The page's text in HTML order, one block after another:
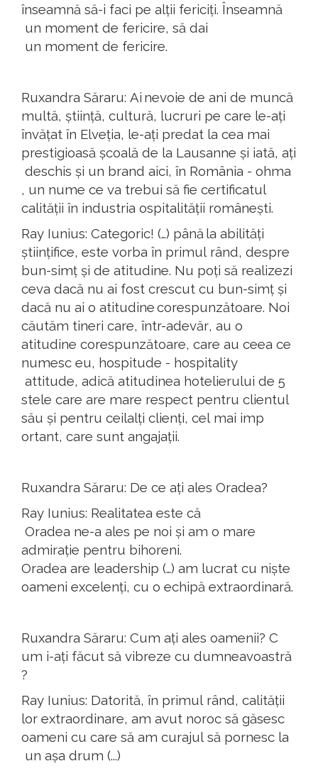
înseamnă să-i faci pe alții fericiți. Înseamnă
un moment de fericire, să dai
un moment de fericire.
Ruxandra Săraru: Ai nevoie de ani de muncă
multă, știință, cultură, lucruri pe care le-ați
învățat în Elveția, le-ați predat la cea mai
prestigioasă școală de la Lausanne și iată, ați
deschis și un brand aici, în România - ohma
, un nume ce va trebui să fie certificatul
calității în industria ospitalității românești.
Ray Iunius: Categoric! (…) până la abilități
științifice, este vorba în primul rând, despre
bun-simț și de atitudine. Nu poți să realizezi
ceva dacă nu ai fost crescut cu bun-simț și
dacă nu ai o atitudinecorespunzătoare. Noi
căutăm tineri care, într-adevăr, au o
atitudine corespunzătoare, care au ceea ce
numesc eu, hospitude - hospitality
attitude, adică atitudinea hotelierului de 5
stele care are mare respect pentru clientul
său și pentru ceilalți clienți, cel mai imp
ortant, care sunt angajații.
Ruxandra Săraru: De ce ați ales Oradea?
Ray Iunius: Realitatea este că
Oradea ne-a ales pe noi și am o mare
admirație pentru bihoreni.
Oradea are leadership (…) am lucrat cu niște
oameni excelenți, cu o echipă extraordinară.
Ruxandra Săraru: Cum ați ales oamenii? C
um i-ați făcut să vibreze cu dumneavoastră
?
Ray Iunius: Datorită, în primul rând, calității
lor extraordinare, am avut noroc să găsesc
oameni cu care să am curajul să pornesc la
un așa drum (...)